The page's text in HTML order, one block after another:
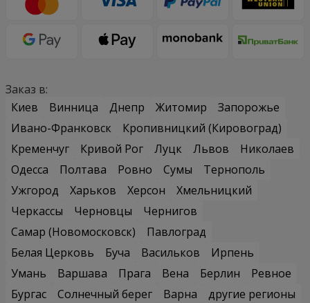
Заказ в:
Киев
Винница Днепр Житомир
Запорожье
Ивано-Франковск
Кропивницкий (Кировоград)
Кременчуг
Кривой Рог Луцк Львов
Николаев
Одесса
Полтава Ровно Сумы
Тернополь
Ужгород
Харьков Херсон
Хмельницкий
Черкассы
Черновцы
Чернигов
Самар (Новомосковск)
Павлоград
Белая Церковь
Буча Васильков
Ирпень
Умань
Варшава Прага Вена Берлин
Ревное
Бургас
Солнечный берег Варна
другие регионы